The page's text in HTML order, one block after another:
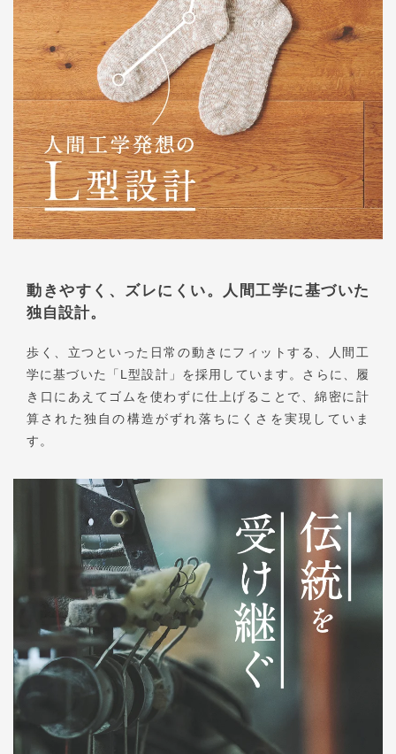
動きやすく、ズレにくい。人間工学に基づいた
独自設計。
歩く、立つといった日常の動きにフィットする、人間工
学に基づいた「L型設計」を採用しています。さらに、履
き口にあえてゴムを使わずに仕上げることで、綿密に計
算された独自の構造がずれ落ちにくさを実現していま
す。